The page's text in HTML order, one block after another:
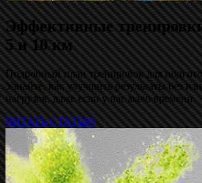
Эффективные
5 и 10 км
Подробный план тренировок для
Узнайте, как улучшить результаты без
нагрузок, даже если у вас мало времени.
ЧИТАТЬ СТАТЬЮ